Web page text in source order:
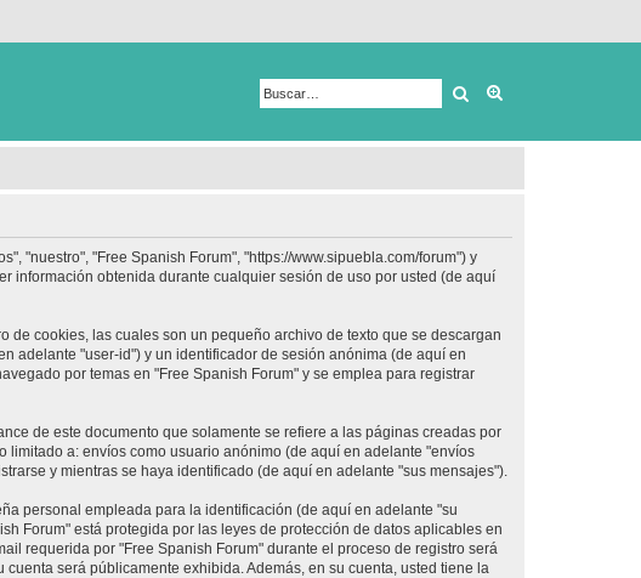
Buscar
"nuestro", "Free Spanish Forum", "https://www.sipuebla.com/forum") y
información obtenida durante cualquier sesión de uso por usted (de aquí
de cookies, las cuales son un pequeño archivo de texto que se descargan
adelante "user-id") y un identificador de sesión anónima (de aquí en
por temas en "Free Spanish Forum" y se emplea para registrar
de este documento que solamente se refiere a las páginas creadas por
limitado a: envíos como usuario anónimo (de aquí en adelante "envíos
y mientras se haya identificado (de aquí en adelante "sus mensajes").
personal empleada para la identificación (de aquí en adelante "su
Forum" está protegida por las leyes de protección de datos aplicables en
requerida por "Free Spanish Forum" durante el proceso de registro será
será públicamente exhibida. Además, en su cuenta, usted tiene la